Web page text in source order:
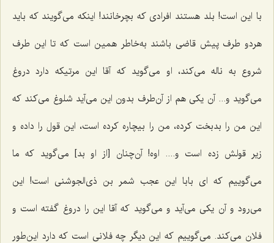
با این است! بلد هستند افرادی که بچرخانند! اینكه مى‌گویند که باید
هردو طرف پیش قاضى باشند به‌خاطر همین است كه تا این طرف
شروع به ناله مى‌كند، او مى‌گوید که آقا این مرتیکه دارد دروغ
مى‌گوید و... آن یكى هم از آن‌طرف بدون این می‌آید شلوغ مى‌كند كه
این من را بدبخت كرده، من را بیچاره كرده است، این قول را داده و
زیر قولش زده است و.... اوه! آن‌چنان [از او بد] می‌گوید که ما
می‌گوییم که اى بابا این عجب شمر بن ذى‌الجوشنى است! این
می‌رود و آن یکی می‌آید و می‌گوید که آقا این را دروغ گفته است و
فلان می‌کند. می‌گوییم که این دیگر چه فلانی است که دارد این‌طور